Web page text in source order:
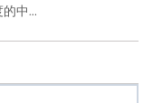
中...